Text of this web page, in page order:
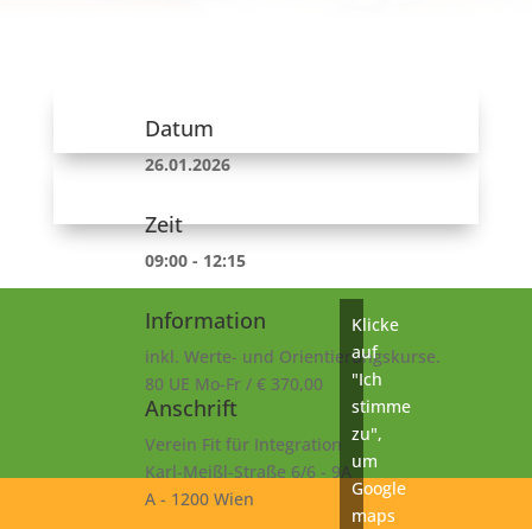
Datum
26.01.2026
Zeit
09:00 - 12:15
Information
inkl. Werte- und Orientierungskurse.
80 UE Mo-Fr / € 370,00
Anschrift
Verein Fit für Integration
Karl-Meißl-Straße 6/6 - 9A
A - 1200 Wien
Klicke
auf
"Ich
stimme
zu",
um
Google
maps